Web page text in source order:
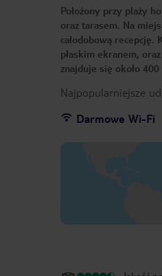
Położony przy plaży
oraz tarasem. Na
całodobową
płaskim ekranem,
znajduje się około
Najpopularniejsze
Darmowe Wi-Fi